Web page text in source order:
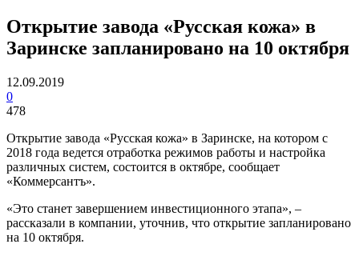
Открытие завода «Русская кожа» в
Заринске запланировано на 10 октября
12.09.2019
0
478
Открытие завода «Русская кожа» в Заринске, на котором с
2018 года ведется отработка режимов работы и настройка
различных систем, состоится в октябре, сообщает
«Коммерсантъ».
«Это станет завершением инвестиционного этапа», –
рассказали в компании, уточнив, что открытие запланировано
на 10 октября.